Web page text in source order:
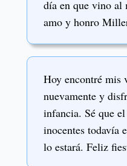
día en que vino al
amo y honro
Hoy encontré mis
nuevamente y
infancia. Sé que
inocentes todavía
lo estará. Feliz